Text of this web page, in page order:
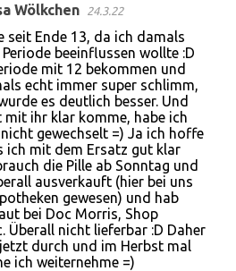
Wölkchen 24.3.22
seit Ende 13, da ich damals
beeinflussen wollte :D
mit 12 bekommen und
echt immer super schlimm,
es deutlich besser. Und
mit ihr klar komme, habe ich
gewechselt =) Ja ich hoffe
ich mit dem Ersatz gut klar
die Pille ab Sonntag und
ausverkauft (hier bei uns
gewesen) und hab
bei Doc Morris, Shop
Überall nicht lieferbar :D Daher
durch und im Herbst mal
ich weiternehme =)